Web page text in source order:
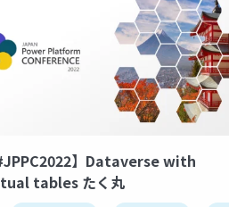
#JPPC2022】Dataverse with
tables たく丸